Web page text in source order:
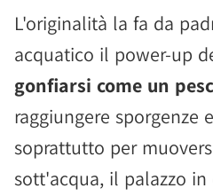
L'originalità la fa da
acquatico il power-up
gonfiarsi come un
raggiungere sporgenze
soprattutto per
sott'acqua, il palazzo in